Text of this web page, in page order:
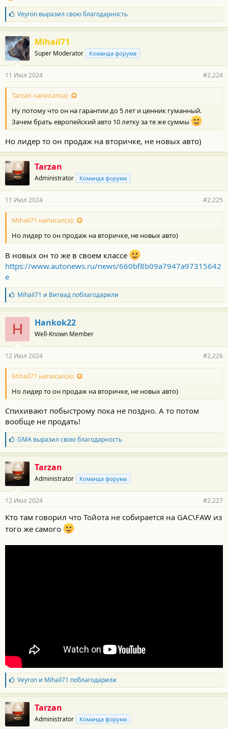
Б
л
а
г
о
д
а
н
о
с
и
:
Veyronвыразил свою благодарность
Mihail71
Super Moderator Команда форума
11 Июл 2024 #2.224
Tarzan написал(а):
Ну потому что он на гарантии до 5 лет и ценник гуманный.
Зачем брать европейский авто 10 летку за те же суммы
Но лидер то он продаж на вторичке, не новых авто)
Tarzan
Administrator Команда форума
11 Июл 2024 #2.225
Mihail71 написал(а):
Но лидер то он продаж на вторичке, не новых авто)
В новых он то же в своем классе
https://www.autonews.ru/news/660bf8b09a7947a97315642
e
Б
л
а
г
о
а
н
о
с
и
:
Mihail71 и Витвадпоблагодарили
H Hankok22
Well-Known Member
12 Июл 2024 #2.226
Mihail71 написал(а):
Но лидер то он продаж на вторичке, не новых авто)
Спихивают побыстрому пока не поздно. А то потом
вообще не продать!
Б
л
а
г
о
д
а
н
с
т
:
GMAвыразил свою благодарность
Tarzan
Administrator Команда форума
12 Июл 2024 #2.227
Кто там говорил что Тойота не собирается на GAC\FAW из
того же самого
Б
л
а
г
о
д
Veyronи Mihail71 поблагодарили
Tarzan
Administrator Команда форума